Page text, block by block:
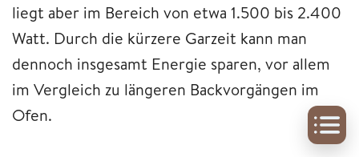
liegt aber im Bereich von etwa 1.500 bis 2.400
Watt. Durch die kürzere Garzeit kann man
dennoch insgesamt Energie sparen, vor allem
im Vergleich zu längeren Backvorgängen im
Ofen.